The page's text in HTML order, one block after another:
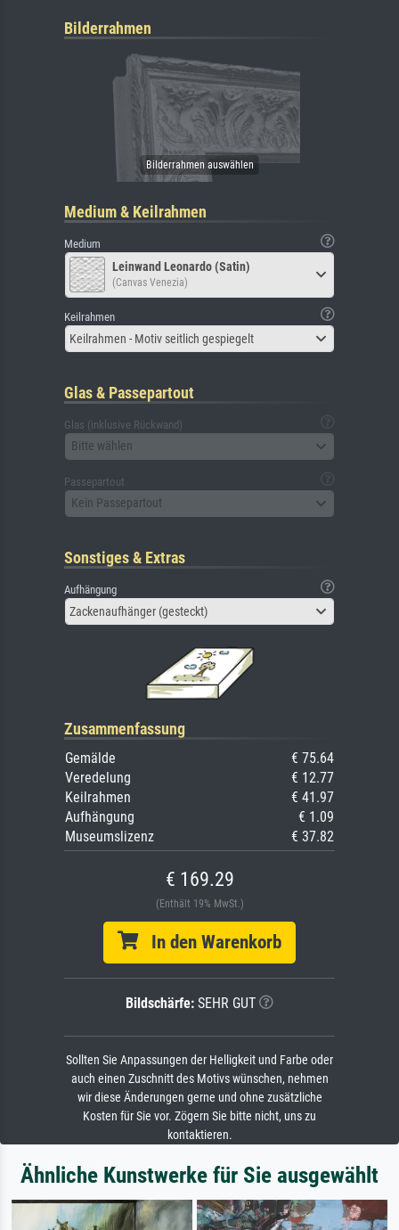
Bilderrahmen
Medium & Keilrahmen
Medium
Leinwand Leonardo (Satin)
(Canvas Venezia)
Keilrahmen
Keilrahmen - Motiv seitlich gespiegelt
Glas & Passepartout
Glas (inklusive Rückwand)
Bitte wählen
Passepartout
Kein Passepartout
Sonstiges & Extras
Aufhängung
Zackenaufhänger (gesteckt)
Zusammenfassung
Gemälde
€ 75.64
Veredelung
€ 12.77
Keilrahmen
€ 41.97
Aufhängung
€ 1.09
Museumslizenz
€ 37.82
€ 169.29
(Enthält 19% MwSt.)
In den Warenkorb
Bildschärfe: SEHR GUT
Sollten Sie Anpassungen der Helligkeit und Farbe oder
auch einen Zuschnitt des Motivs wünschen, nehmen
wir diese Änderungen gerne und ohne zusätzliche
Kosten für Sie vor. Zögern Sie bitte nicht, uns zu
kontaktieren.
Ähnliche Kunstwerke für Sie ausgewählt